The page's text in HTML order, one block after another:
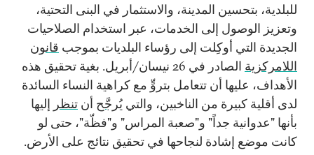
للبلدية، بتحسين المدينة، والاستثمار في البنى التحتية،
وتعزيز الوصول إلى الخدمات، عبر استخدام الصلاحيات
الجديدة التي أوكِلت إلى رؤساء البلديات بموجب قانون
اللامركزية
الصادر في 26 نيسان/أبريل. بغية تحقيق هذه
الأهداف، عليها أن تتعامل بتروٍّ مع كراهية النساء السائدة
لدى أقلية كبيرة من الناخبين، والتي يُرجَّح أن تنظر إليها
بأنها "عدوانية جداً" و"صعبة المراس" و"فظّة"، حتى لو
كانت موضع إشادة لنجاحها في تحقيق نتائج على الأرض.